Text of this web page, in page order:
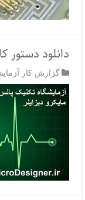
دانلود دستور
گزارش کار